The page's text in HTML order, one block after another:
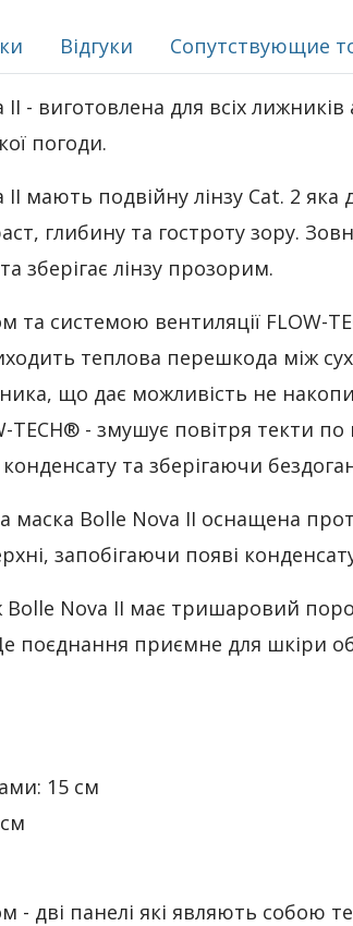
Відгуки Сопутствующие
- виготовлена для всіх лижників
погоди.
мають подвійну лінзу Cat. 2 яка
глибину та гостроту зору.
зберігає лінзу прозорим.
та системою вентиляції FLOW-
теплова перешкода між
що дає можливість не
TECH® - змушує повітря текти
та зберігаючи
маска Bolle Nova II оснащена
запобігаючи появі
Bolle Nova II має тришаровий
поєднання приємне для шкіри
15 см
- дві панелі які являють собою